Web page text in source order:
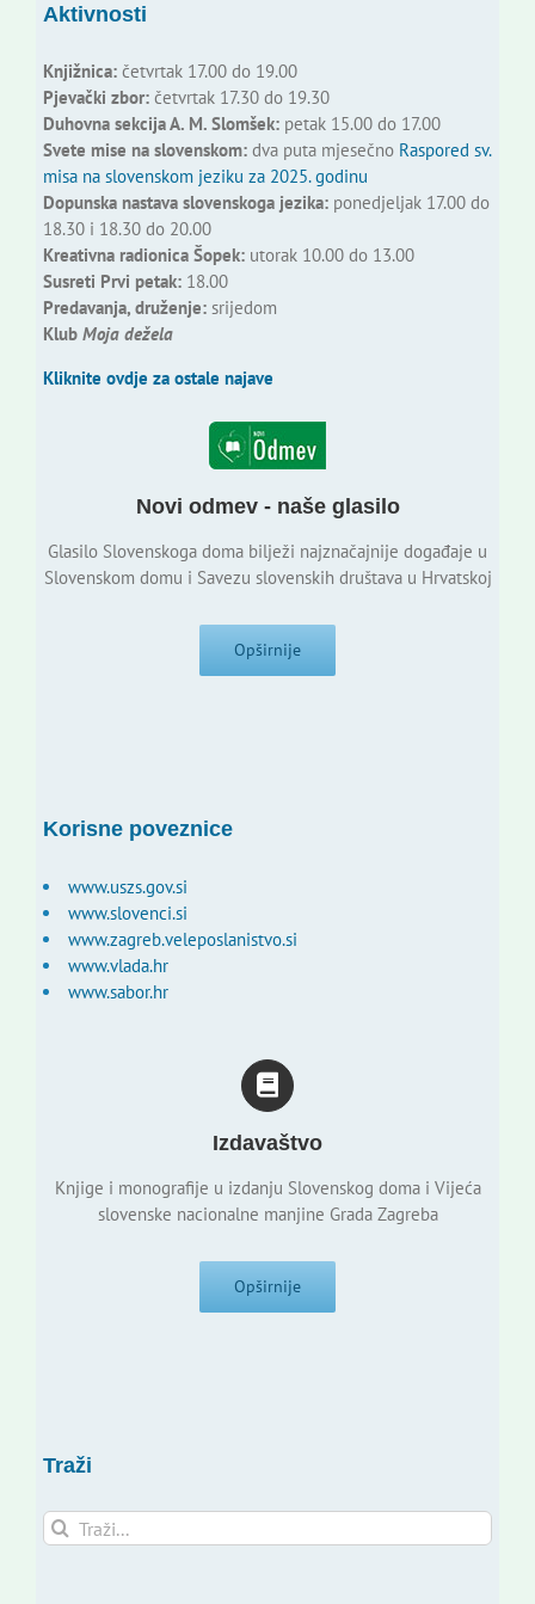
Aktivnosti
Knjižnica:četvrtak 17.00 do 19.00
Pjevački zbor:četvrtak 17.30 do 19.30
Duhovna sekcija A. M. Slomšek:petak 15.00 do 17.00
Svete mise na slovenskom:dva puta mjesečno Raspored sv.
misa na slovenskom jeziku za 2025. godinu
Dopunska nastava slovenskoga jezika:ponedjeljak 17.00 do
18.30 i 18.30 do 20.00
Kreativna radionica Šopek:utorak 10.00 do 13.00
Susreti Prvi petak:18.00
Predavanja, druženje:srijedom
Klub Moja dežela
Kliknite ovdje za ostale najave
Novi odmev - naše glasilo
Glasilo Slovenskoga doma bilježi najznačajnije događaje u
Slovenskom domu i Savezu slovenskih društava u Hrvatskoj
Opširnije
Korisne poveznice
www.uszs.gov.si
www.slovenci.si
www.zagreb.veleposlanistvo.si
www.vlada.hr
www.sabor.hr
Izdavaštvo
Knjige i monografije u izdanju Slovenskog doma i Vijeća
slovenske nacionalne manjine Grada Zagreba
Opširnije
Traži
Traži...